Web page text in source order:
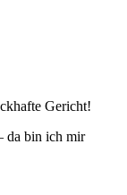
Gericht!
da bin ich mir